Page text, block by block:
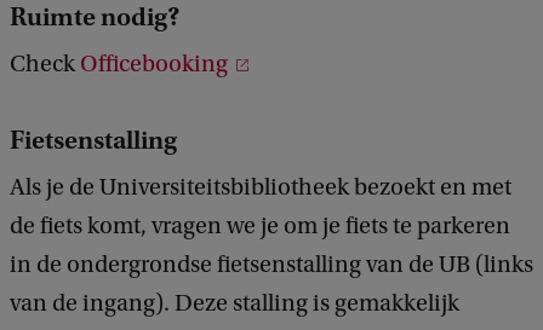
Ruimte nodig?
Check Officebooking
Fietsenstalling
Als je de Universiteitsbibliotheek bezoekt en met
de fiets komt, vragen we je om je fiets te parkeren
in de ondergrondse fietsenstalling van de UB (links
van de ingang). Deze stalling is gemakkelijk